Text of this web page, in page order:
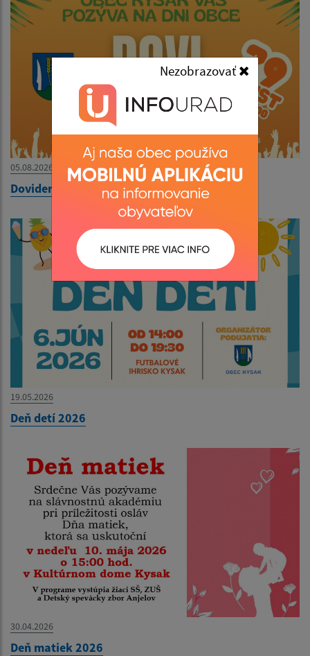
Nezobrazovať
05.08.2026
Dovidenia leto
19.05.2026
Deň detí 2026
30.04.2026
Deň matiek 2026